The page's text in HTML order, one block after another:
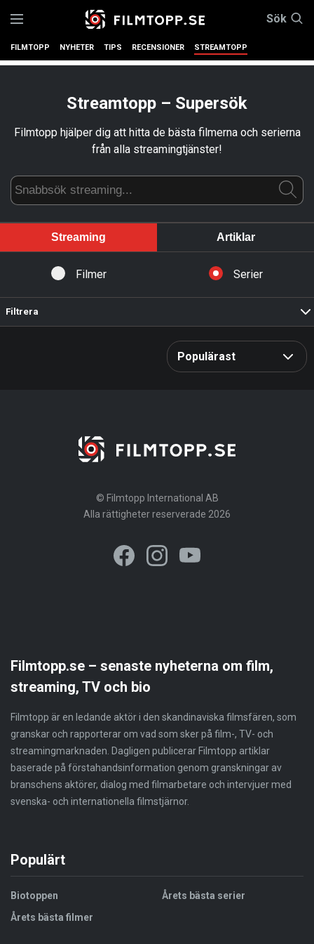
Sök
FILMTOPP NYHETER TIPS RECENSIONER STREAMTOPP
Streamtopp – Supersök
Filmtopp hjälper dig att hitta de bästa filmerna och serierna
från alla streamingtjänster!
Streaming Artiklar
Filmer Serier
Filtrera
Alla Rensa
Alla Rensa
Populärast
© Filmtopp International AB
Alla rättigheter reserverade 2026
Filmtopp.se – senaste nyheterna om film,
streaming, TV och bio
Filmtopp är en ledande aktör i den skandinaviska filmsfären, som
granskar och rapporterar om vad som sker på film-, TV- och
streamingmarknaden. Dagligen publicerar Filmtopp artiklar
baserade på förstahandsinformation genom granskningar av
branschens aktörer, dialog med filmarbetare och intervjuer med
svenska- och internationella filmstjärnor.
Populärt
Biotoppen
Årets bästa filmer
Årets bästa serier